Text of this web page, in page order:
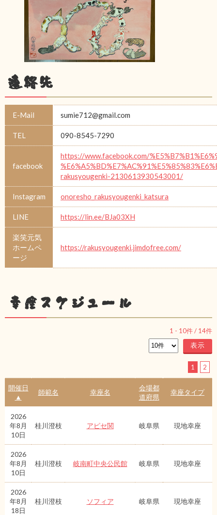
連絡先
E-Mail sumie712@gmail.com
TEL 090-8545-7290
facebook
https://www.facebook.com/
rakusyougenki-2130613930543001/
Instagram onoresho_rakusyougenki_katsura
LINE https://lin.ee/BJa03XH
楽笑元気
ホームペ
ージ
https://rakusyougenki.jimdofree.com/
幸座スケジュール
1 - 10件 / 14件
1 2
開催日
▲
師範名 幸座名
会場都
道府県
幸座タイプ
2026
年8月
10日
桂川澄枝 アピセ関 岐阜県 現地幸座
2026
年8月
10日
桂川澄枝 岐南町中央公民館 岐阜県 現地幸座
2026
年8月
18日
桂川澄枝 ソフィア 岐阜県 現地幸座